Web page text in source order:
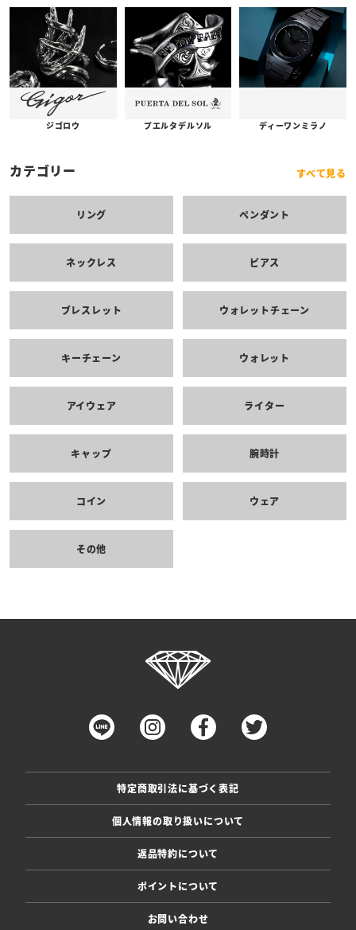
ジゴロウ プエルタデルソル ディーワンミラノ
カテゴリー すべて見る
リング ペンダント
ネックレス ピアス
ブレスレット ウォレットチェーン
キーチェーン ウォレット
アイウェア ライター
キャップ 腕時計
コイン ウェア
その他
特定商取引法に基づく表記
個人情報の取り扱いについて
返品特約について
ポイントについて
お問い合わせ